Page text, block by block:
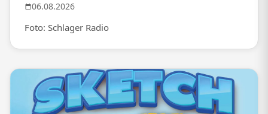
06.08.2026
Foto: Schlager Radio